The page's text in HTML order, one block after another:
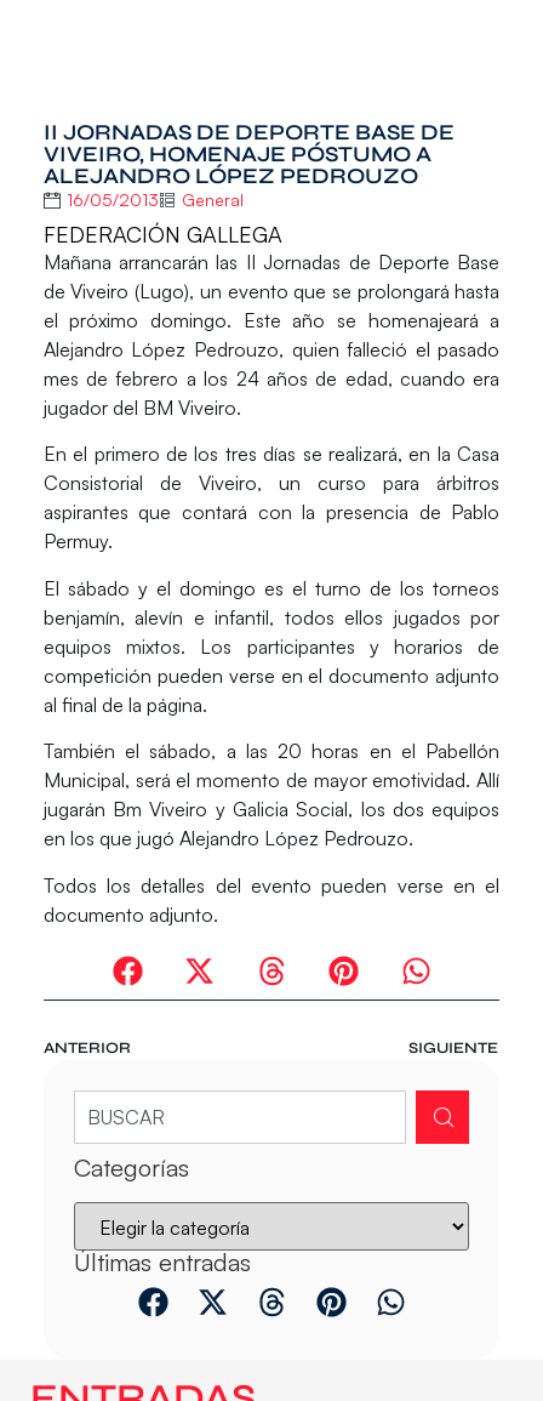
II JORNADAS DE DEPORTE BASE DE
VIVEIRO, HOMENAJE PÓSTUMO A
ALEJANDRO LÓPEZ PEDROUZO
16/05/2013 General
FEDERACIÓN GALLEGA
Mañana arrancarán las II Jornadas de Deporte Base
de Viveiro (Lugo), un evento que se prolongará hasta
el próximo domingo. Este año se homenajeará a
Alejandro López Pedrouzo, quien falleció el pasado
mes de febrero a los 24 años de edad, cuando era
jugador del BM Viveiro.
En el primero de los tres días se realizará, en la Casa
Consistorial de Viveiro, un curso para árbitros
aspirantes que contará con la presencia de Pablo
Permuy.
El sábado y el domingo es el turno de los torneos
benjamín, alevín e infantil, todos ellos jugados por
equipos mixtos. Los participantes y horarios de
competición pueden verse en el documento adjunto
al final de la página.
También el sábado, a las 20 horas en el Pabellón
Municipal, será el momento de mayor emotividad. Allí
jugarán Bm Viveiro y Galicia Social, los dos equipos
en los que jugó Alejandro López Pedrouzo.
Todos los detalles del evento pueden verse en el
documento adjunto.
ANTERIOR SIGUIENTE
Categorías
Últimas entradas